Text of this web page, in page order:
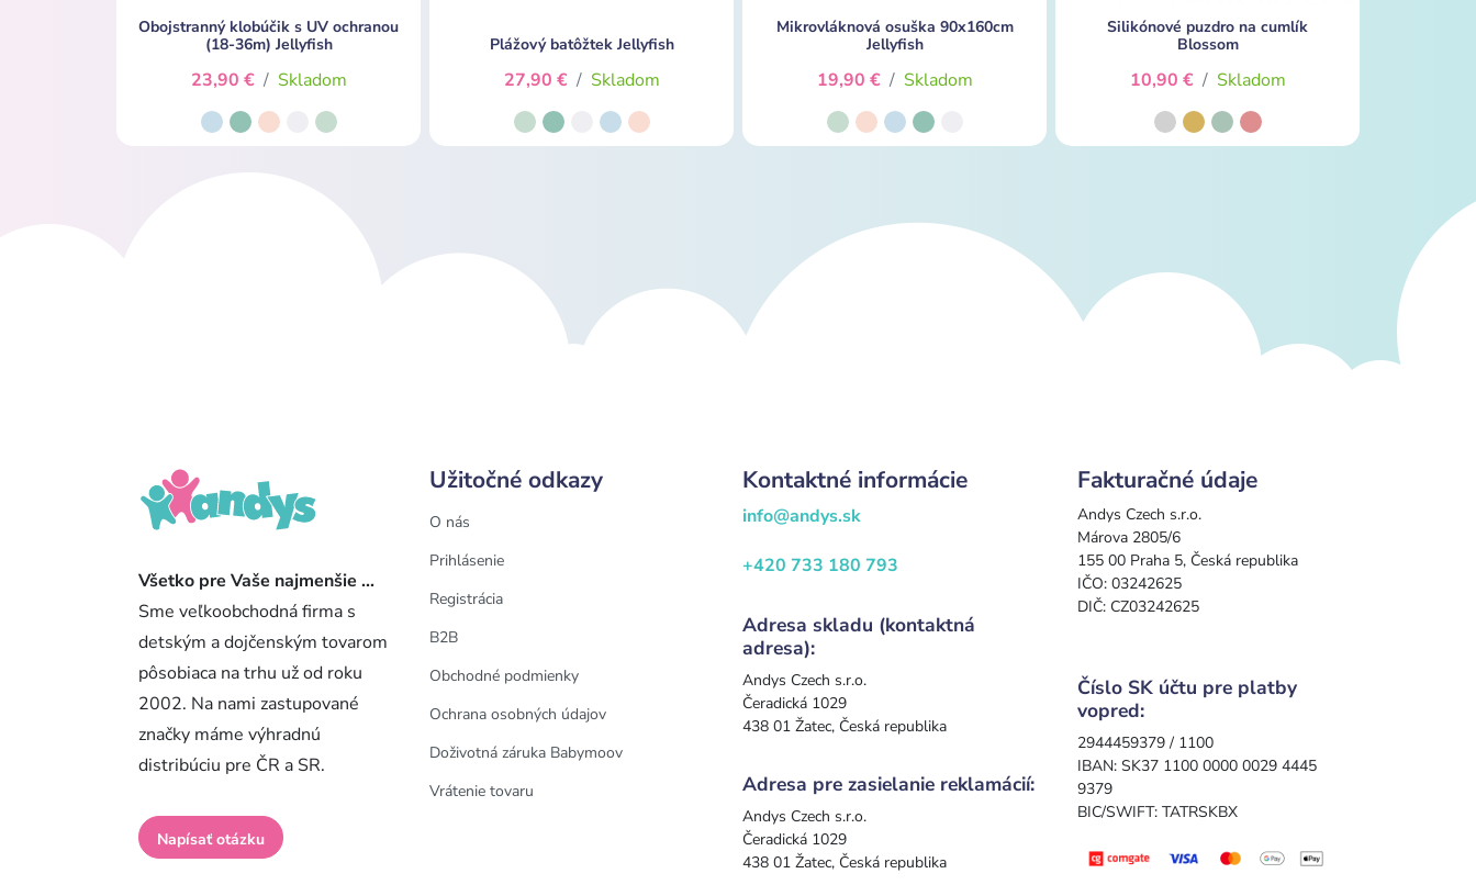
Obojstranný klobúčik s UV ochranou
(18-36m) Jellyfish
23,90 € / Skladom
Plážový batôžtek Jellyfish
27,90 € / Skladom
Mikrovláknová osuška 90x160cm
Jellyfish
19,90 € / Skladom
Silikónové puzdro na cumlík
Blossom
10,90 € / Skladom
Všetko pre Vaše najmenšie ...
Sme veľkoobchodná firma s
detským a dojčenským tovarom
pôsobiaca na trhu už od roku
2002. Na nami zastupované
značky máme výhradnú
distribúciu pre ČR a SR.
Napísať otázku
Užitočné odkazy
O nás
Prihlásenie
Registrácia
B2B
Obchodné podmienky
Ochrana osobných údajov
Doživotná záruka Babymoov
Vrátenie tovaru
Kontaktné informácie
info@andys.sk
+420 733 180 793
Adresa skladu (kontaktná
adresa):
Andys Czech s.r.o.
Čeradická 1029
438 01 Žatec, Česká republika
Adresa pre zasielanie reklamácií:
Andys Czech s.r.o.
Čeradická 1029
438 01 Žatec, Česká republika
Fakturačné údaje
Andys Czech s.r.o.
Márova 2805/6
155 00 Praha 5, Česká republika
IČO: 03242625
DIČ: CZ03242625
Číslo SK účtu pre platby
vopred:
2944459379 / 1100
IBAN: SK37 1100 0000 0029 4445
9379
BIC/SWIFT: TATRSKBX